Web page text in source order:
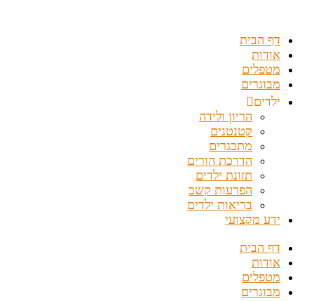
דף הבית
אודות
מטפלים
מבוגרים
ילדים
הריון ולידה
קטנטנים
מתבגרים
הדרכת הורים
תזונת ילדים
הפרעות קשב
בריאות ילדים
ידע מקצועי
דף הבית
אודות
מטפלים
מבוגרים